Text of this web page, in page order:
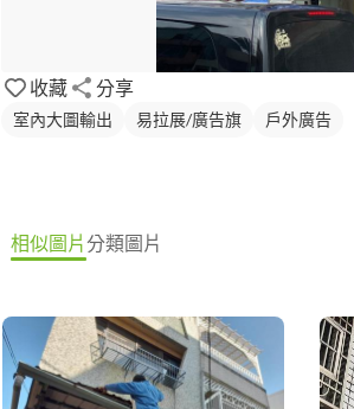
收藏 分享
室內大圖輸出 易拉展/廣告旗 戶外廣告
相似圖片分類圖片